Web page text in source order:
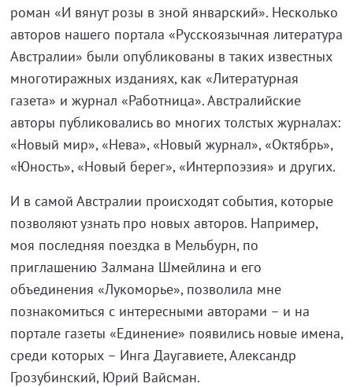
роман «И вянут розы в зной январский». Несколько
авторов нашего портала «Русскоязычная литература
Австралии» были опубликованы в таких известных
многотиражных изданиях, как «Литературная
газета» и журнал «Работница». Австралийские
авторы публиковались во многих толстых журналах:
«Новый мир», «Нева», «Новый журнал», «Октябрь»,
«Юность», «Новый берег», «Интерпоэзия» и других.
И в самой Австралии происходят события, которые
позволяют узнать про новых авторов. Например,
моя последняя поездка в Мельбурн, по
приглашению Залмана Шмейлина и его
объединения «Лукоморье», позволила мне
познакомиться с интересными авторами – и на
портале газеты «Единение» появились новые имена,
среди которых – Инга Даугавиете, Александр
Грозубинский, Юрий Вайсман.